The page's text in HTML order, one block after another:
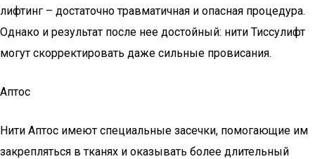
лифтинг – достаточно травматичная и опасная процедура.
Однако и результат после нее достойный: нити Тиссулифт
могут скорректировать даже сильные провисания.
Аптос
Нити Аптос имеют специальные засечки, помогающие им
закрепляться в тканях и оказывать более длительный